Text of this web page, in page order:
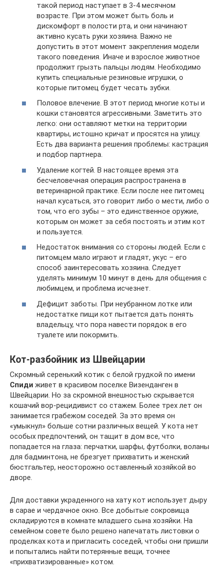
такой период наступает в 3-4 месячном
возрасте. При этом может быть боль и
дискомфорт в полости рта, и они начинают
активно кусать руки хозяина. Важно не
допустить в этот момент закрепления модели
такого поведения. Иначе и взрослое животное
продолжит грызть пальцы людям. Необходимо
купить специальные резиновые игрушки, о
которые питомец будет чесать зубки.
Половое влечение. В этот период многие коты и
кошки становятся агрессивными. Заметить это
легко: они оставляют метки на территории
квартиры, истошно кричат и просятся на улицу.
Есть два варианта решения проблемы: кастрация
и подбор партнера.
Удаление когтей. В настоящее время эта
бесчеловечная операция распространена в
ветеринарной практике. Если после нее питомец
начал кусаться, это говорит либо о мести, либо о
том, что его зубы – это единственное оружие,
которым он может за себя постоять и этим кот
и пользуется.
Недостаток внимания со стороны людей. Если с
питомцем мало играют и гладят, укус – его
способ заинтересовать хозяина. Следует
уделять минимум 10 минут в день для общения с
любимцем, и проблема исчезнет.
Дефицит заботы. При неубранном лотке или
недостатке пищи кот пытается дать понять
владельцу, что пора навести порядок в его
туалете или покормить.
Кот-разбойник из Швейцарии
Скромный серенький котик с белой грудкой по имени
Спиди живет в красивом поселке Визенданген в
Швейцарии. Но за скромной внешностью скрывается
кошачий вор-рецидивист со стажем. Более трех лет он
занимается грабежом соседей. За это время он
«умыкнул» больше сотни различных вещей. У кота нет
особых предпочтений, он тащит в дом все, что
попадается на глаза: перчатки, шарфы, футболки, воланы
для бадминтона, не брезгует прихватить и женский
бюстгальтер, неосторожно оставленный хозяйкой во
дворе.
Для доставки украденного на хату кот использует дыру
в сарае и чердачное окно. Все добытые сокровища
складируются в комнате младшего сына хозяйки. На
семейном совете было решено напечатать листовки о
проделках кота и пригласить соседей, чтобы они пришли
и попытались найти потерянные вещи, точнее
«прихватизированные» котом.